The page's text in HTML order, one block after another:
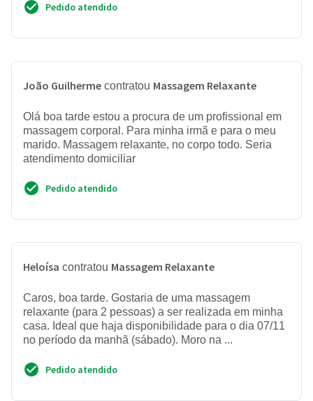
Pedido atendido
João Guilherme contratou Massagem Relaxante
Olá boa tarde estou a procura de um profissional em
massagem corporal. Para minha irmã e para o meu
marido. Massagem relaxante, no corpo todo. Seria
atendimento domiciliar
Pedido atendido
Heloísa contratou Massagem Relaxante
Caros, boa tarde. Gostaria de uma massagem
relaxante (para 2 pessoas) a ser realizada em minha
casa. Ideal que haja disponibilidade para o dia 07/11
no período da manhã (sábado). Moro na ...
Pedido atendido